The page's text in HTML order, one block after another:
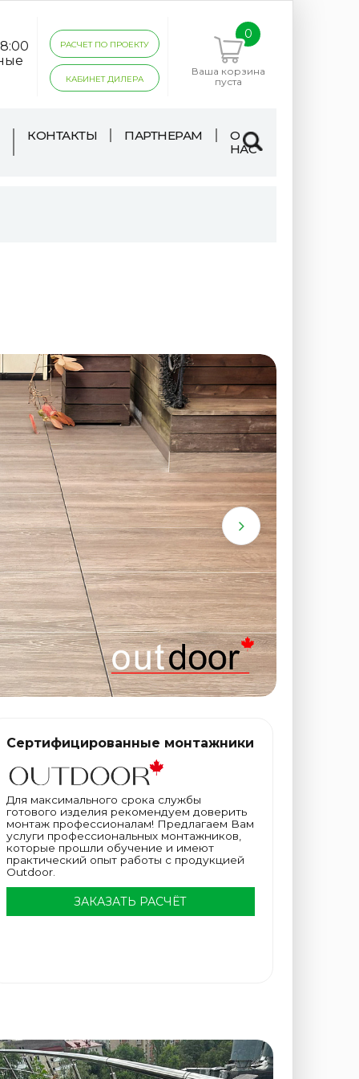
РАСЧЕТ ПО ПРОЕКТУ
КАБИНЕТ ДИЛЕРА
0
Ваша корзина
пуста
КОНТАКТЫ ПАРТНЕРАМ
О
НАС
Сертифицированные монтажники
Для максимального срока службы
готового изделия рекомендуем доверить
монтаж профессионалам! Предлагаем Вам
услуги профессиональных монтажников,
которые прошли обучение и имеют
практический опыт работы с продукцией
Outdoor.
ЗАКАЗАТЬ РАСЧЁТ